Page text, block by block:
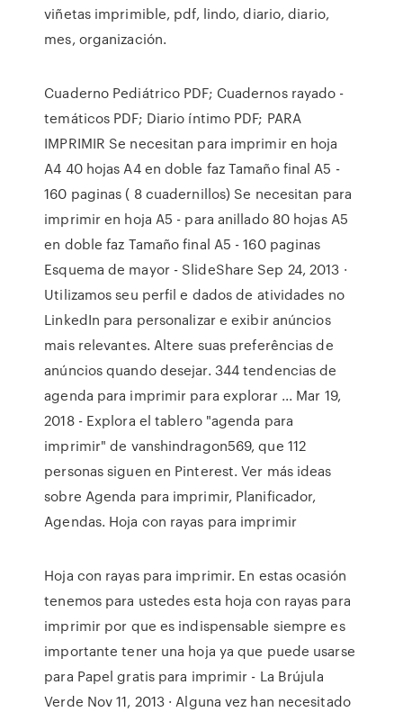
viñetas imprimible, pdf, lindo, diario, diario,
mes, organización.
Cuaderno Pediátrico PDF; Cuadernos rayado -
temáticos PDF; Diario íntimo PDF; PARA
IMPRIMIR Se necesitan para imprimir en hoja
A4 40 hojas A4 en doble faz Tamaño final A5 -
160 paginas ( 8 cuadernillos) Se necesitan para
imprimir en hoja A5 - para anillado 80 hojas A5
en doble faz Tamaño final A5 - 160 paginas
Esquema de mayor - SlideShare Sep 24, 2013 ·
Utilizamos seu perfil e dados de atividades no
LinkedIn para personalizar e exibir anúncios
mais relevantes. Altere suas preferências de
anúncios quando desejar. 344 tendencias de
agenda para imprimir para explorar ... Mar 19,
2018 - Explora el tablero "agenda para
imprimir" de vanshindragon569, que 112
personas siguen en Pinterest. Ver más ideas
sobre Agenda para imprimir, Planificador,
Agendas. Hoja con rayas para imprimir
Hoja con rayas para imprimir. En estas ocasión
tenemos para ustedes esta hoja con rayas para
imprimir por que es indispensable siempre es
importante tener una hoja ya que puede usarse
para Papel gratis para imprimir - La Brújula
Verde Nov 11, 2013 · Alguna vez han necesitado